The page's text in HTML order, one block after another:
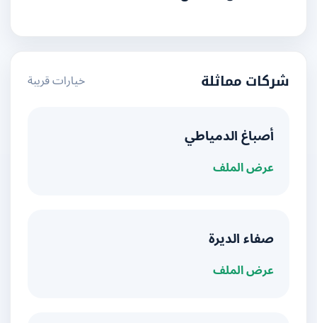
شركات مماثلة خيارات قريبة
أصباغ الدمياطي
عرض الملف
صفاء الديرة
عرض الملف